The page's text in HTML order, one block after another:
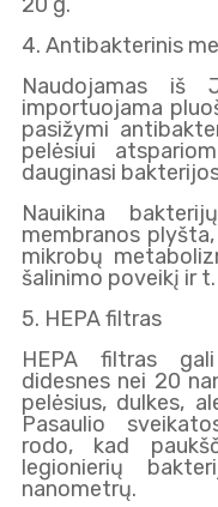
4. Antibakterinis
Naudojamas iš
importuojama
pasižymi
pelėsiui
dauginasi
Nauikina
membranos
mikrobų
šalinimo poveikį ir
5. HEPA filtras
HEPA filtras
didesnes nei 20
pelėsius, dulkes,
Pasaulio
rodo, kad
legionierių
nanometrų.